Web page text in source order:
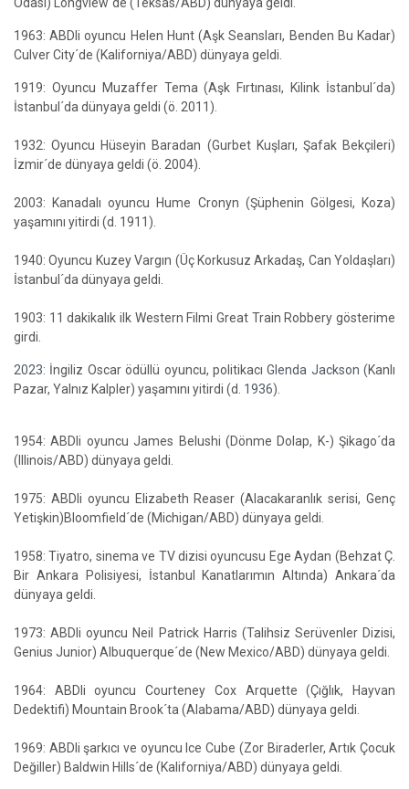
1963: ABDli oyuncu Helen Hunt (Aşk Seansları, Benden Bu Kadar)
Culver City´de (Kaliforniya/ABD) dünyaya geldi.
1919: Oyuncu Muzaffer Tema (Aşk Fırtınası, Kilink İstanbul´da)
İstanbul´da dünyaya geldi (ö. 2011).
1932: Oyuncu Hüseyin Baradan (Gurbet Kuşları, Şafak Bekçileri)
İzmir´de dünyaya geldi (ö. 2004).
2003: Kanadalı oyuncu Hume Cronyn (Şüphenin Gölgesi, Koza)
yaşamını yitirdi (d. 1911).
1940: Oyuncu Kuzey Vargın (Üç Korkusuz Arkadaş, Can Yoldaşları)
İstanbul´da dünyaya geldi.
1903: 11 dakikalık ilk Western Filmi Great Train Robbery gösterime
girdi.
2023: İngiliz Oscar ödüllü oyuncu, politikacıGlenda Jackson (Kanlı
Pazar, Yalnız Kalpler) yaşamını yitirdi (d. 1936).
1954: ABDli oyuncu James Belushi (Dönme Dolap, K-) Şikago´da
(Illinois/ABD) dünyaya geldi.
1975: ABDli oyuncu Elizabeth Reaser (Alacakaranlık serisi, Genç
Yetişkin)Bloomfield´de (Michigan/ABD) dünyaya geldi.
1958: Tiyatro, sinema ve TV dizisi oyuncusu Ege Aydan (Behzat Ç.
Bir Ankara Polisiyesi, İstanbul Kanatlarımın Altında) Ankara´da
dünyaya geldi.
1973: ABDli oyuncu Neil Patrick Harris (Talihsiz Serüvenler Dizisi,
Genius Junior) Albuquerque´de (New Mexico/ABD) dünyaya geldi.
1964: ABDli oyuncu Courteney Cox Arquette (Çığlık, Hayvan
Dedektifi) Mountain Brook´ta (Alabama/ABD) dünyaya geldi.
1969: ABDli şarkıcı ve oyuncu Ice Cube (Zor Biraderler, Artık Çocuk
Değiller) Baldwin Hills´de (Kaliforniya/ABD) dünyaya geldi.